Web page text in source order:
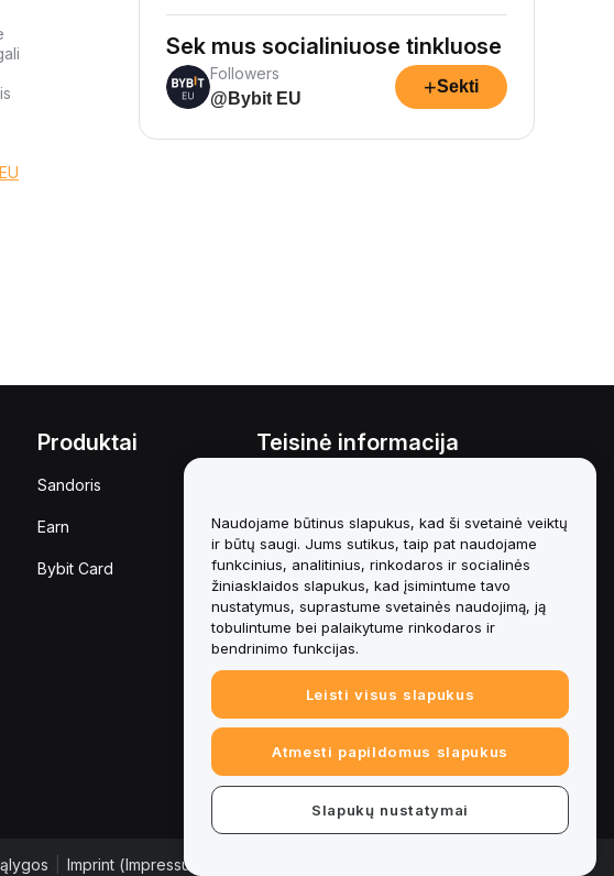
Sek mus socialiniuose tinkluose
Followers
@Bybit EU
+Sekti
Produktai
Sandoris
Earn
Bybit Card
Teisinė informacija
Saugojimo ir administravimo
politikos santrauka
ESG informacija
Crypto-Asset White Papers
Imprint (Impressum)
Naudojame būtinus slapukus, kad ši svetainė veiktų
ir būtų saugi. Jums sutikus, taip pat naudojame
funkcinius, analitinius, rinkodaros ir socialinės
žiniasklaidos slapukus, kad įsimintume tavo
nustatymus, suprastume svetainės naudojimą, ją
tobulintume bei palaikytume rinkodaros ir
bendrinimo funkcijas.
Leisti visus slapukus
Atmesti papildomus slapukus
Slapukų nustatymai